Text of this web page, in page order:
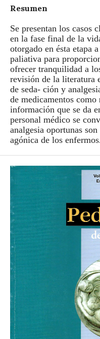
Resumen
Se presentan los casos
en la fase final de la
otorgado en ésta etapa
paliativa para
ofrecer tranquilidad a
revisión de la literatura
de seda- ción y
de medicamentos
información que se da
personal médico se
analgesia oportunas
agónica de los